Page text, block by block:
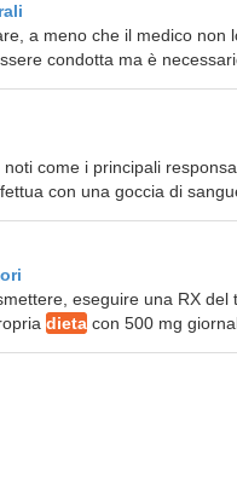
a meno che il medico non
condotta ma è
noti come i principali
con una goccia di
eseguire una RX
dieta con 500 mg